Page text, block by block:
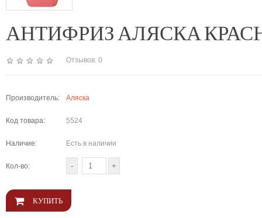
АНТИФРИЗ АЛЯСКА
Отзывов: 0
Производитель: Аляска
Код товара: 5524
Наличие: Есть в наличии
Кол-во: